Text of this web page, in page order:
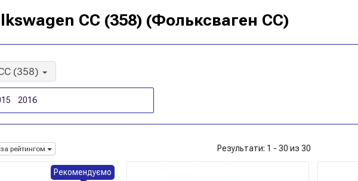
CC (358) (Фольксваген CC)
2016
(358)
за рейтингом Результати: 1 - 30 из 30
Рекомендуємо